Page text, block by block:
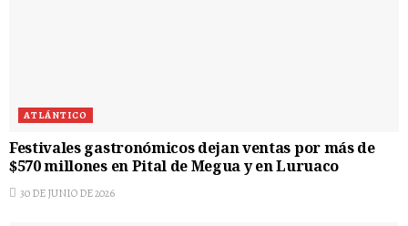
ATLÁNTICO
Festivales gastronómicos dejan ventas por más de
$570 millones en Pital de Megua y en Luruaco
30 DE JUNIO DE 2026